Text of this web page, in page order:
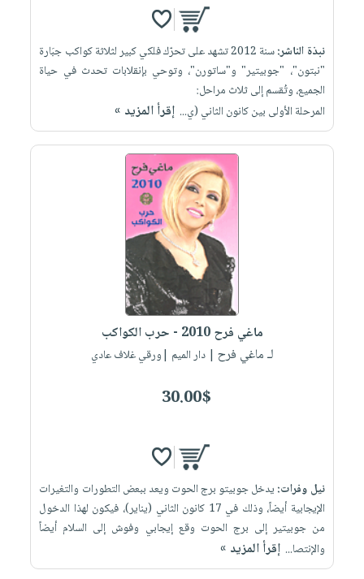
نبذة الناشر:
سنة 2012 تشهد على تحرّك فلكي كبير لثلاثة كواكب جبَارة
"نبتون"، "جوبيتير" و"ساتورن"، وتوحي بإنقلابات تحدث في حياة
الجميع، وتُقسم إلى ثلاث مراحل:
المرحلة الأولى بين كانون الثاني (ي... إقرأ المزيد »
ماغي فرح 2010 - حرب الكواكب
لـ ماغي فرح | دار الميم |ورقي غلاف عادي
30.00$
نيل وفرات: يدخل جوبيتو برج الحوت ويعد ببعض التطورات والتغيرات
الإيجابية أيضاً، وذلك في 17 كانون الثاني (يناير)، فيكون لهذا الدخول
من جوبيتير إلى برج الحوت وقع إيجابي وفوش إلى السلام أيضاً
والإنتصا... إقرأ المزيد »